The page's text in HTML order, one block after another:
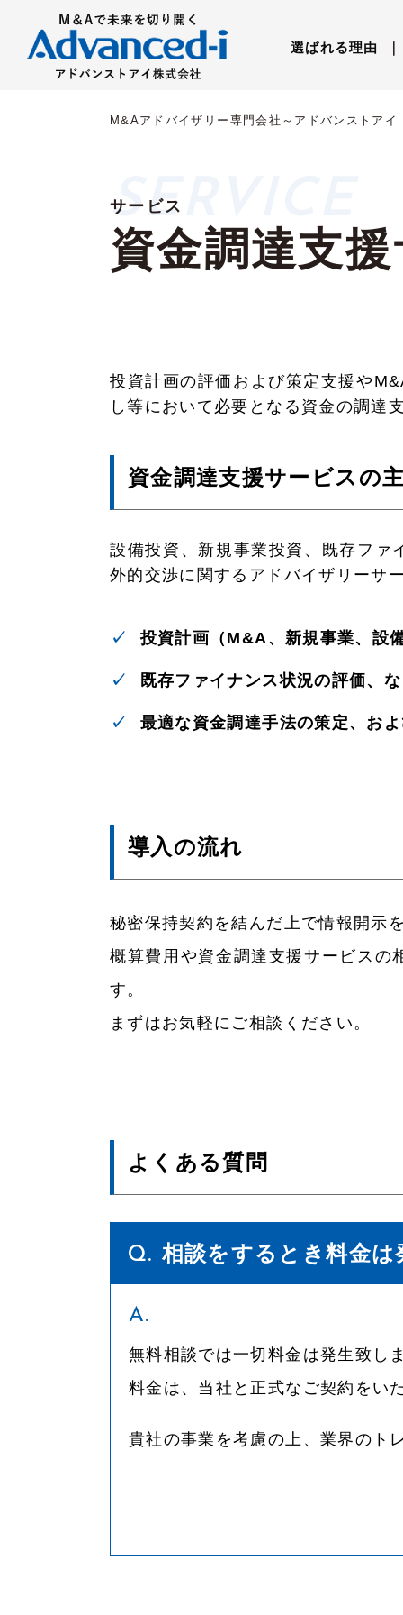
選ばれる理由 ｜
M&Aアドバイザリー専門会社～アドバンストアイ
サービス
資金調達支
投資計画の評価および策定支援や
し等において必要となる資金の調達
資金調達支援サービスの
設備投資、新規事業投資、既存ファ
外的交渉に関するアドバイザリーサ
投資計画（M&A、新規事業、設
既存ファイナンス状況の評価、
最適な資金調達手法の策定、お
導入の流れ
秘密保持契約を結んだ上で情報開示
概算費用や資金調達支援サービスの
す。
まずはお気軽にご相談ください。
よくある質問
相談をするとき料金
無料相談では一切料金は発生致し
料金は、当社と正式なご契約をい
貴社の事業を考慮の上、業界のト